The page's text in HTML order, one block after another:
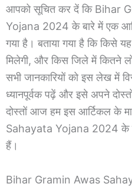
आपको सूचित कर दें कि Bihar
Yojana 2024 के बारे में एक
गया है। बताया गया है कि किसे
मिलेगी, और किस जिले में कितने
सभी जानकारियों को इस लेख में
ध्यानपूर्वक पढ़ें और इसे अपने
दोस्तों आज हम इस आर्टिकल के
Sahayata Yojana 2024 के
हैं।
Bihar Gramin Awas